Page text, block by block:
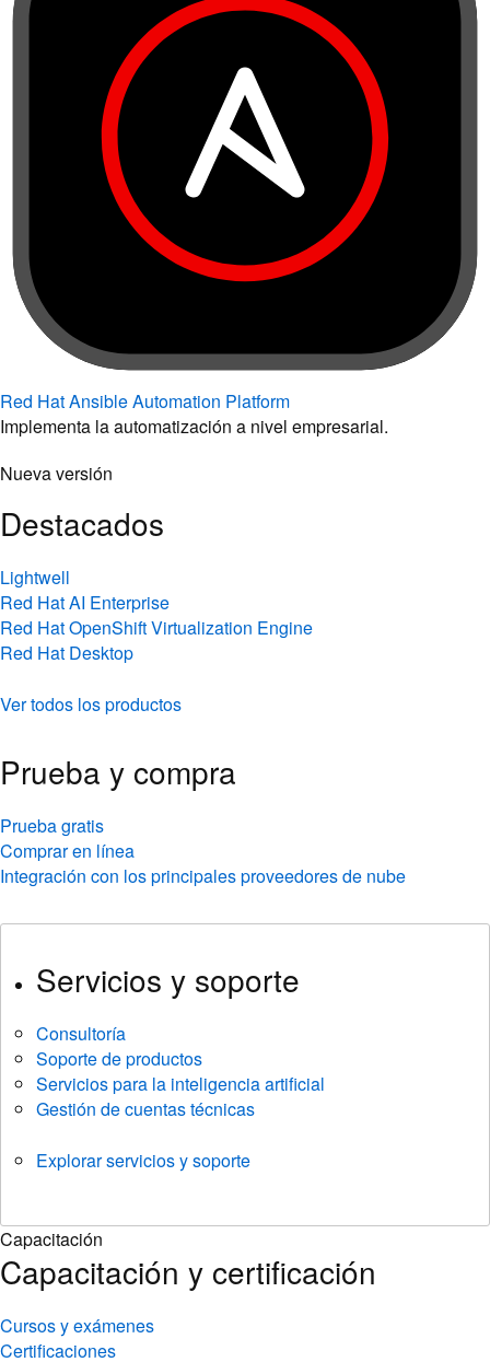
Red Hat Ansible Automation Platform
Implementa la automatización a nivel empresarial.
Nueva versión
Destacados
Lightwell
Red Hat AI Enterprise
Red Hat OpenShift Virtualization Engine
Red Hat Desktop
Ver todos los productos
Prueba y compra
Prueba gratis
Comprar en línea
Integración con los principales proveedores de nube
Servicios y soporte
Consultoría
Soporte de productos
Servicios para la inteligencia artificial
Gestión de cuentas técnicas
Explorar servicios y soporte
Capacitación
Capacitación y certificación
Cursos y exámenes
Certificaciones